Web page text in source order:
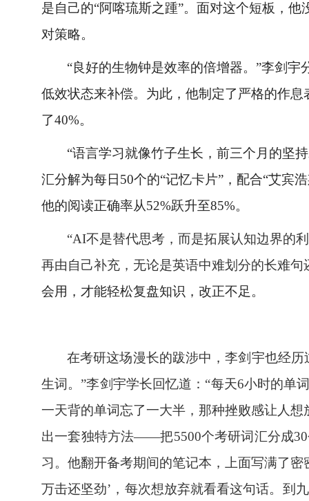
是自己的“阿喀琉斯之踵”。面对这个短板，
对策略。
“良好的生物钟是效率的倍增器。”李剑
低效状态来补偿。为此，他制定了严格的作息
了40%。
“语言学习就像竹子生长，前三个月的坚
汇分解为每日 50个的“记忆卡片”，配合“艾宾
他的阅读正确率从52%跃升至85%。
“AI不是替代思考，而是拓展认知边界的
再由自己补充，无论是英语中难划分的长难句
会用，才能轻松复盘知识，改正不足。
在考研这场漫长的跋涉中，李剑宇也经
生词。”李剑宇学长回忆道：“每天6小时的单
一天背的单词忘了一大半，那种挫败感让人
出一套独特方法——把5500个考研词汇分成30
习。他翻开备考期间的笔记本，上面写满了
万击还坚劲’，每次想放弃就看看这句话。到